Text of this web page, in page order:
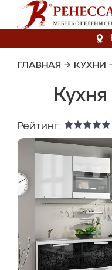
ГЛАВНАЯ → КУХНИ
Рейтинг: